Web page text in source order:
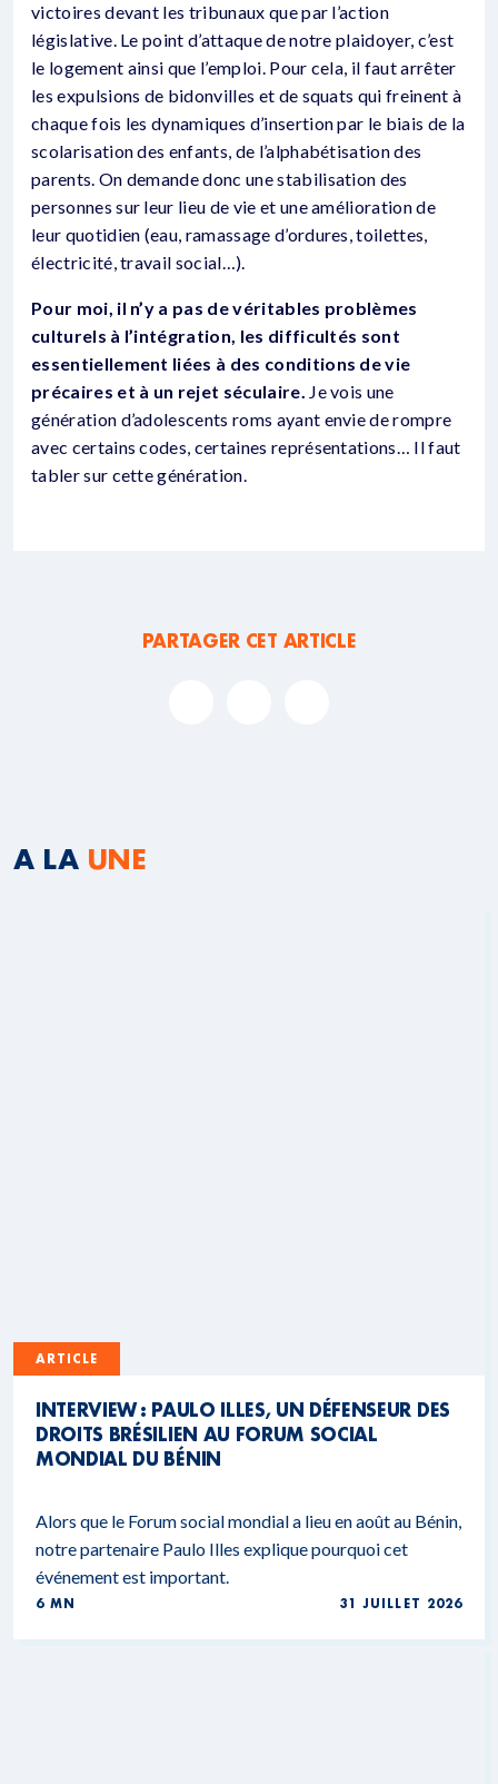
victoires devant les tribunaux que par l’action
législative. Le point d’attaque de notre plaidoyer, c’est
le logement ainsi que l’emploi. Pour cela, il faut arrêter
les expulsions de bidonvilles et de squats qui freinent à
chaque fois les dynamiques d’insertion par le biais de la
scolarisation des enfants, de l’alphabétisation des
parents. On demande donc une stabilisation des
personnes sur leur lieu de vie et une amélioration de
leur quotidien (eau, ramassage d’ordures, toilettes,
électricité, travail social…).
Pour moi, il n’y a pas de véritables problèmes
culturels à l’intégration, les difficultés sont
essentiellement liées à des conditions de vie
précaires et à un rejet séculaire. Je vois une
génération d’adolescents roms ayant envie de rompre
avec certains codes, certaines représentations… Il faut
tabler sur cette génération.
PARTAGER CET ARTICLE
A LA UNE
ARTICLE
INTERVIEW : PAULO ILLES, UN DÉFENSEUR DES
DROITS BRÉSILIEN AU FORUM SOCIAL
MONDIAL DU BÉNIN
Alors que le Forum social mondial a lieu en août au Bénin,
notre partenaire Paulo Illes explique pourquoi cet
événement est important.
6 MN 31 JUILLET 2026